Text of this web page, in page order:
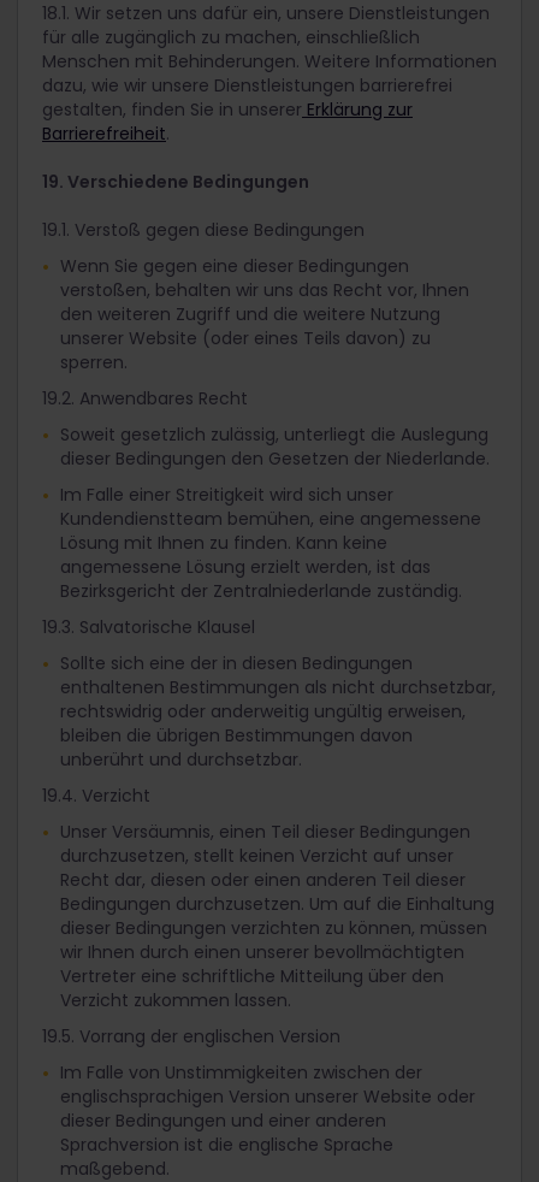
18.1. Wir setzen uns dafür ein, unsere Dienstleistungen
für alle zugänglich zu machen, einschließlich
Menschen mit Behinderungen. Weitere Informationen
dazu, wie wir unsere Dienstleistungen barrierefrei
gestalten, finden Sie in unserer Erklärung zur
Barrierefreiheit.
19. Verschiedene Bedingungen
19.1. Verstoß gegen diese Bedingungen
Wenn Sie gegen eine dieser Bedingungen
verstoßen, behalten wir uns das Recht vor, Ihnen
den weiteren Zugriff und die weitere Nutzung
unserer Website (oder eines Teils davon) zu
sperren.
19.2. Anwendbares Recht
Soweit gesetzlich zulässig, unterliegt die Auslegung
dieser Bedingungen den Gesetzen der Niederlande.
Im Falle einer Streitigkeit wird sich unser
Kundendienstteam bemühen, eine angemessene
Lösung mit Ihnen zu finden. Kann keine
angemessene Lösung erzielt werden, ist das
Bezirksgericht der Zentralniederlande zuständig.
19.3. Salvatorische Klausel
Sollte sich eine der in diesen Bedingungen
enthaltenen Bestimmungen als nicht durchsetzbar,
rechtswidrig oder anderweitig ungültig erweisen,
bleiben die übrigen Bestimmungen davon
unberührt und durchsetzbar.
19.4. Verzicht
Unser Versäumnis, einen Teil dieser Bedingungen
durchzusetzen, stellt keinen Verzicht auf unser
Recht dar, diesen oder einen anderen Teil dieser
Bedingungen durchzusetzen. Um auf die Einhaltung
dieser Bedingungen verzichten zu können, müssen
wir Ihnen durch einen unserer bevollmächtigten
Vertreter eine schriftliche Mitteilung über den
Verzicht zukommen lassen.
19.5. Vorrang der englischen Version
Im Falle von Unstimmigkeiten zwischen der
englischsprachigen Version unserer Website oder
dieser Bedingungen und einer anderen
Sprachversion ist die englische Sprache
maßgebend.